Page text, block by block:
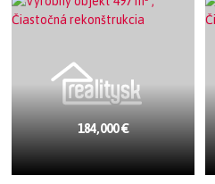
184,000 €